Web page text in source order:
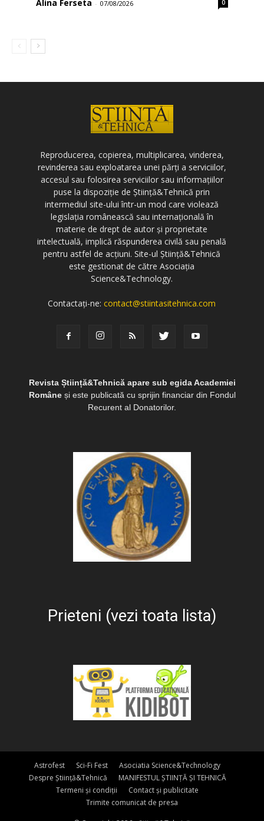
Alina Ferseta - 07/08/2026 0
Reproducerea, copierea, multiplicarea, vinderea,
revinderea sau exploatarea unei părți a serviciilor,
accesul sau folosirea serviciilor sau informațiilor
puse la dispoziție de Știință&Tehnică prin
intermediul site-ului într-un mod care violează
legislația românească sau internațională în
materie de drept de autor și proprietate
intelectuală, implică răspunderea civilă sau penală
pentru astfel de acțiuni. Site-ul Știință&Tehnică
este gestionat de către Asociația
Science&Technology.
Contactați-ne:contact@stiintasitehnica.com
Revista Știință&Tehnică apare sub egida Academiei
Româneși este publicată cu sprijin financiar din Fondul
Recurent al Donatorilor.
Prieteni (vezi toata lista)
Astrofest Sci-Fi Fest
Asociatia Science&Technology
Despre Știință&Tehnică
MANIFESTUL ȘTIINȚĂ ȘI TEHNICĂ
Termeni și condiții
Contact și publicitate
Trimite comunicat de presa